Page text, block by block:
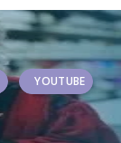
YOUTUBE